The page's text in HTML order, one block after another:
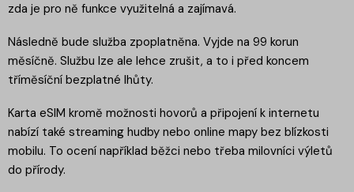
zda je pro ně funkce využitelná a zajímavá.
Následně bude služba zpoplatněna. Vyjde na 99 korun
měsíčně. Službu lze ale lehce zrušit, a to i před koncem
tříměsíční bezplatné lhůty.
Karta eSIM kromě možnosti hovorů a připojení k internetu
nabízí také streaming hudby nebo online mapy bez blízkosti
mobilu. To ocení například běžci nebo třeba milovníci výletů
do přírody.